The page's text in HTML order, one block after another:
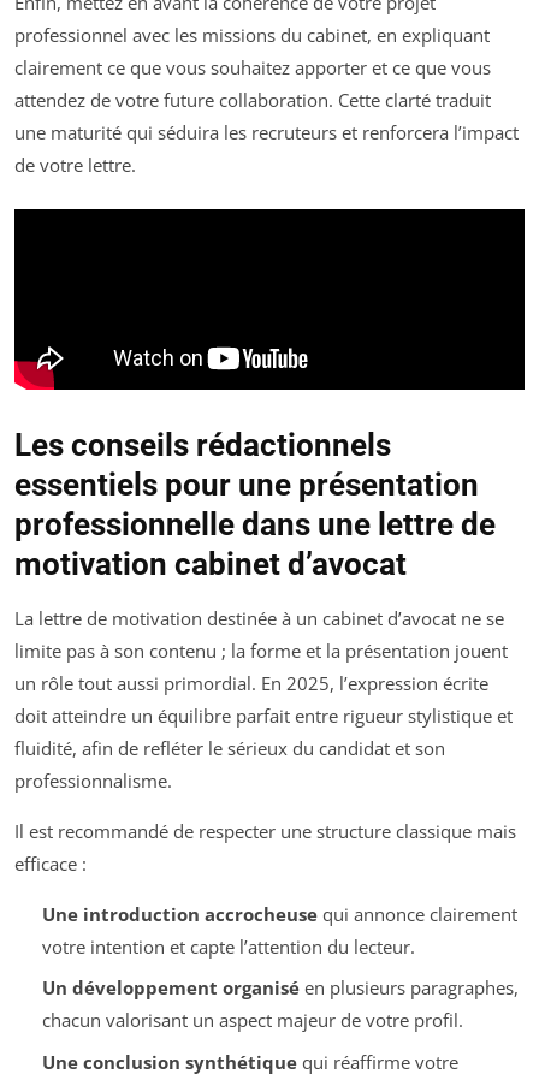
professionnel avec les missions du cabinet, en expliquant
clairement ce que vous souhaitez apporter et ce que vous
attendez de votre future collaboration. Cette clarté traduit
une maturité qui séduira les recruteurs et renforcera l’impact
de votre lettre.
Les conseils rédactionnels
essentiels pour une présentation
professionnelle dans une lettre de
motivation cabinet d’avocat
La lettre de motivation destinée à un cabinet d’avocat ne se
limite pas à son contenu ; la forme et la présentation jouent
un rôle tout aussi primordial. En 2025, l’expression écrite
doit atteindre un équilibre parfait entre rigueur stylistique et
fluidité, afin de refléter le sérieux du candidat et son
professionnalisme.
Il est recommandé de respecter une structure classique mais
efficace :
Une introduction accrocheusequi annonce clairement
votre intention et capte l’attention du lecteur.
Un développement organiséen plusieurs paragraphes,
chacun valorisant un aspect majeur de votre profil.
Une conclusion synthétiquequi réaffirme votre